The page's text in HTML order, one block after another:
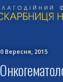
Вересня, 2015